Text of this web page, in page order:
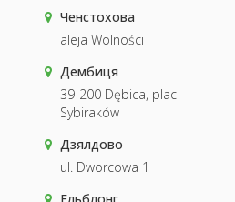
Ченстохова
aleja Wolności
Дембиця
39-200 Dębica, plac
Sybiraków
Дзялдово
ul. Dworcowa 1
Ельблонг